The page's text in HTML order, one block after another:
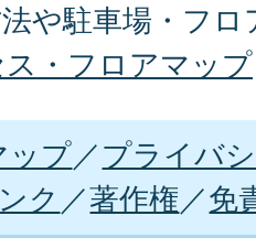
や駐車場・フ
・フロアマップ
ップ
プライバ
ク
著作権 免